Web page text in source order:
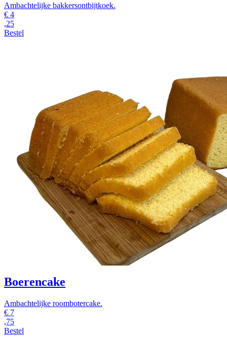
Ambachtelijke bakkersontbijtkoek.
€ 4
,25
Bestel
Boerencake
Ambachtelijke roombotercake.
€ 7
,75
Bestel